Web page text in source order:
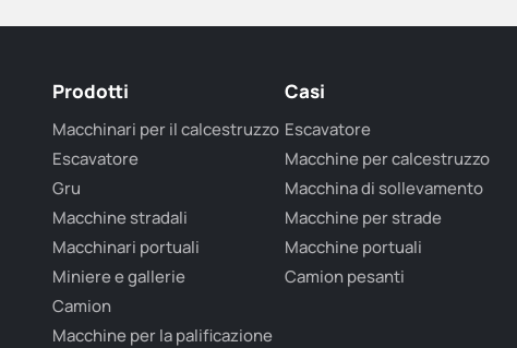
Prodotti
Macchinari per il calcestruzzo
Escavatore
Gru
Macchine stradali
Macchinari portuali
Miniere e gallerie
Camion
Macchine per la palificazione
Casi
Escavatore
Macchine per calcestruzzo
Macchina di sollevamento
Macchine per strade
Macchine portuali
Camion pesanti